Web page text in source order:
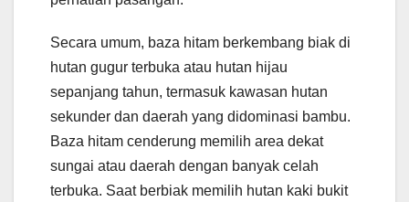
Secara umum, baza hitam berkembang biak di
hutan gugur terbuka atau hutan hijau
sepanjang tahun, termasuk kawasan hutan
sekunder dan daerah yang didominasi bambu.
Baza hitam cenderung memilih area dekat
sungai atau daerah dengan banyak celah
terbuka. Saat berbiak memilih hutan kaki bukit